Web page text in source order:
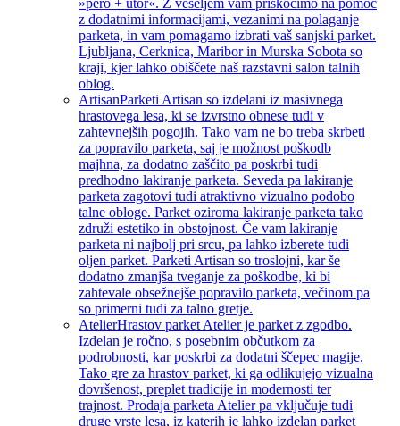
»pero + utor«. Z veseljem vam priskočimo na pomoč
z dodatnimi informacijami, vezanimi na polaganje
parketa, in vam pomagamo izbrati vaš sanjski parket.
Ljubljana, Cerknica, Maribor in Murska Sobota so
kraji, kjer lahko obiščete naš razstavni salon talnih
oblog.
ArtisanParketi Artisan so izdelani iz masivnega
hrastovega lesa, ki se izvrstno obnese tudi v
zahtevnejših pogojih. Tako vam ne bo treba skrbeti
za popravilo parketa, saj je možnost poškodb
majhna, za dodatno zaščito pa poskrbi tudi
predhodno lakiranje parketa. Seveda pa lakiranje
parketa zagotovi tudi atraktivno vizualno podobo
talne obloge. Parket oziroma lakiranje parketa tako
združi estetiko in obstojnost. Če vam lakiranje
parketa ni najbolj pri srcu, pa lahko izberete tudi
oljen parket. Parketi Artisan so troslojni, kar še
dodatno zmanjša tveganje za poškodbe, ki bi
zahtevale obsežnejše popravilo parketa, večinom pa
so primerni tudi za talno gretje.
AtelierHrastov parket Atelier je parket z zgodbo.
Izdelan je ročno, s posebnim občutkom za
podrobnosti, kar poskrbi za dodatni ščepec magije.
Tako gre za hrastov parket, ki ga odlikujejo vizualna
dovršenost, preplet tradicije in modernosti ter
trajnost. Prodaja parketa Atelier pa vključuje tudi
druge vrste lesa, iz katerih je lahko izdelan parket